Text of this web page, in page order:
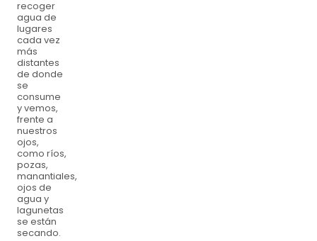
recoger
agua de
lugares
cada vez
más
distantes
de donde
se
consume
y vemos,
frente a
nuestros
ojos,
como ríos,
pozas,
manantiales,
ojos de
agua y
lagunetas
se están
secando.